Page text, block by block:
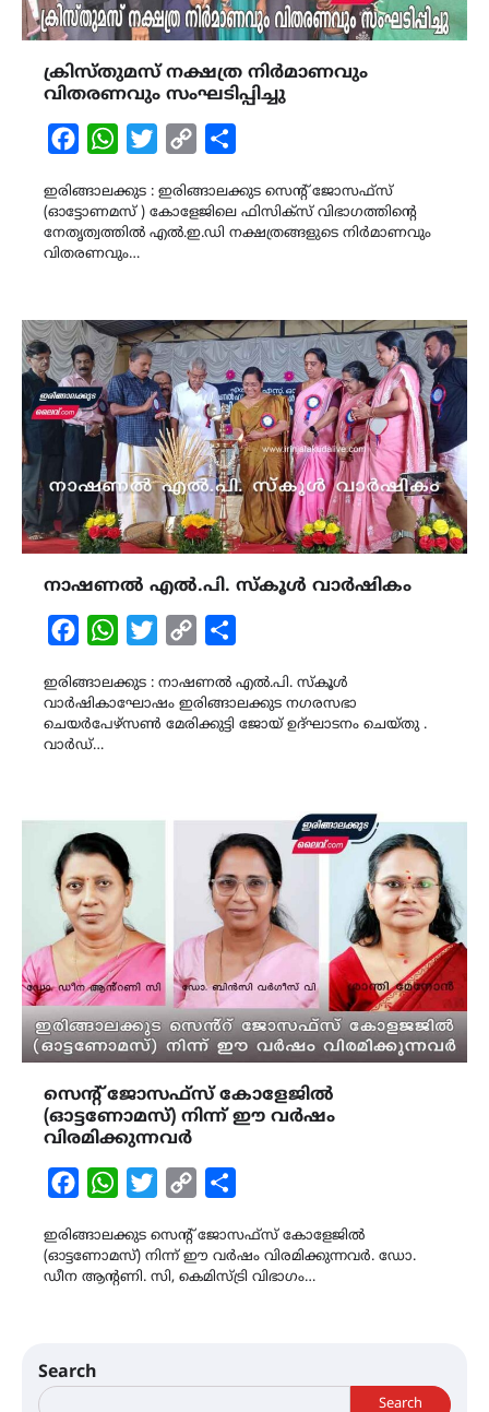
ക്രിസ്തുമസ് നക്ഷത്ര നിർമാണവും
വിതരണവും സംഘടിപ്പിച്ചു
FacebookWhatsAppTwitterCopy
ഇരിങ്ങാലക്കുട : ഇരിങ്ങാലക്കുട സെന്റ് ജോസഫ്സ്
(ഓട്ടോണമസ് ) കോളേജിലെ ഫിസിക്സ്‌ വിഭാഗത്തിന്റെ
നേതൃത്വത്തിൽ എൽ.ഇ.ഡി നക്ഷത്രങ്ങളുടെ നിർമാണവും
വിതരണവും…
നാഷണൽ എൽ.പി. സ്കൂൾ വാർഷികം
FacebookWhatsAppTwitterCopy
ഇരിങ്ങാലക്കുട : നാഷണൽ എൽ.പി. സ്കൂൾ
വാർഷികാഘോഷം ഇരിങ്ങാലക്കുട നഗരസഭാ
ചെയർപേഴ്സൺ മേരിക്കുട്ടി ജോയ് ഉദ്ഘാടനം ചെയ്തു .
വാർഡ്…
സെൻ്റ് ജോസഫ്സ് കോളേജിൽ
(ഓട്ടണോമസ്) നിന്ന് ഈ വർഷം
വിരമിക്കുന്നവർ
FacebookWhatsAppTwitterCopy
ഇരിങ്ങാലക്കുട സെൻ്റ് ജോസഫ്സ് കോളേജിൽ
(ഓട്ടണോമസ്) നിന്ന് ഈ വർഷം വിരമിക്കുന്നവർ. ഡോ.
ഡീന ആൻ്റണി. സി, കെമിസ്ട്രി വിഭാഗം…
Search
Search